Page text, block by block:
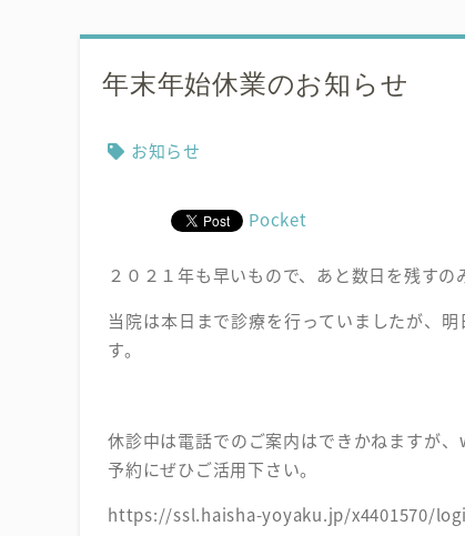
年末年始休業のお知らせ
お知らせ
Pocket
２０２１年も早いもので、あと数日を残すの
当院は本日まで診療を行っていましたが、
す。
休診中は電話でのご案内はできかねますが
予約にぜひご活用下さい。
https://ssl.haisha-yoyaku.jp/x4401570/